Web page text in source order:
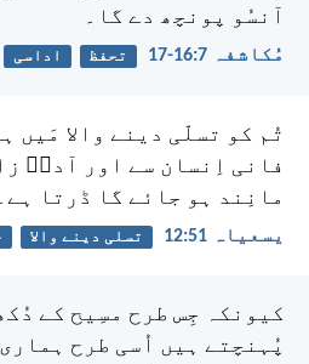
آنسُو پونچھ دے گا۔
مُکاشفہ 7:‏16-‏17 تحفظ اداسی
تُم کو تسلّی دینے والا مَیں
فانی اِنسان سے اور آدمؔ
مانِند ہو جائے گا ڈرتا
یسعیاہ 51:‏12 تسلی دینے والا
کیونکہ جِس طرح مسِیح کے
پُہنچتے ہیں اُسی طرح